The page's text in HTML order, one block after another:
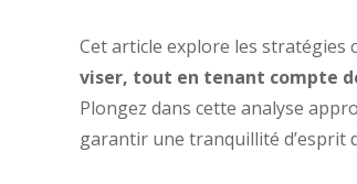
Cet article explore les stratégies
viser, tout en tenant compte
Plongez dans cette analyse
garantir une tranquillité d’esprit